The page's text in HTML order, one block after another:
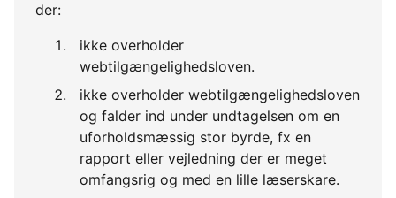
der:
ikke overholder
webtilgængelighedsloven.
ikke overholder webtilgængelighedsloven
og falder ind under undtagelsen om en
uforholdsmæssig stor byrde, fx en
rapport eller vejledning der er meget
omfangsrig og med en lille læserskare.